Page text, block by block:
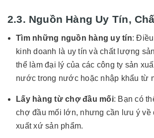
2.3. Nguồn Hàng Uy Tín,
Tìm những nguồn hàng uy tín:
kinh doanh là uy tín và chất lượng
thể làm đại lý của các công ty sản
nước trong nước hoặc nhập khẩu từ
Lấy hàng từ chợ đầu mối: Bạn có
chợ đầu mối lớn, nhưng cần lưu ý về
xuất xứ sản phẩm.